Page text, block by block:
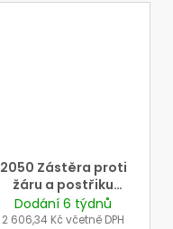
2050 Zástěra proti
žáru a postřiku
taveninou
Dodání 6 týdnů
2 606,34 Kč včetně DPH